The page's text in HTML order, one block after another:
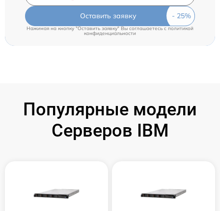
Оставить заявку
Нажимая на кнопку "Оставить заявку" Вы соглашаетесь cполитикой
конфиденциальности
Популярные модели
Серверов IBM